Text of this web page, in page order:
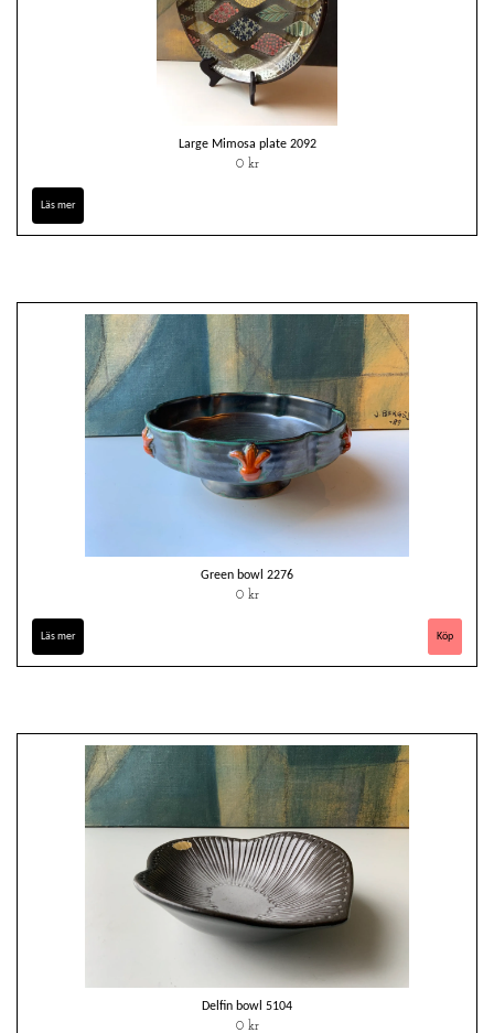
Large Mimosa plate 2092
0 kr
Läs mer
Green bowl 2276
0 kr
Läs mer
Delfin bowl 5104
0 kr